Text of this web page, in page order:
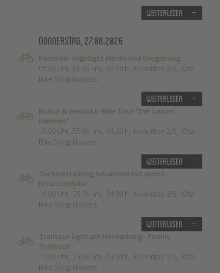
Weiterlesen
Donnerstag, 27.08.2026
Rennrad- Highlight Meran und Umgebung
09:00 Uhr, 65.00 km, 03:30 h, Kondition 3/5, Ötzi
Bike Shop Naturns
Weiterlesen
Kultur & Genuss E-Bike Tour "Der Laaser
Marmor"
10:00 Uhr, 55.00 km, 04:30 h, Kondition 2/5, Ötzi
Bike Shop Naturns
Weiterlesen
Techniktraining Advanced mit dem E-
Mountainbike
10:00 Uhr, 25.00 km, 04:00 h, Kondition 3/5, Ötzi
Bike Shop Naturns
Weiterlesen
Trailtour light am Nörderberg - Family
Trailtour
12:00 Uhr, 13.00 km, 03:00 h, Kondition 2/5, Ötzi
Bike Shop Naturns